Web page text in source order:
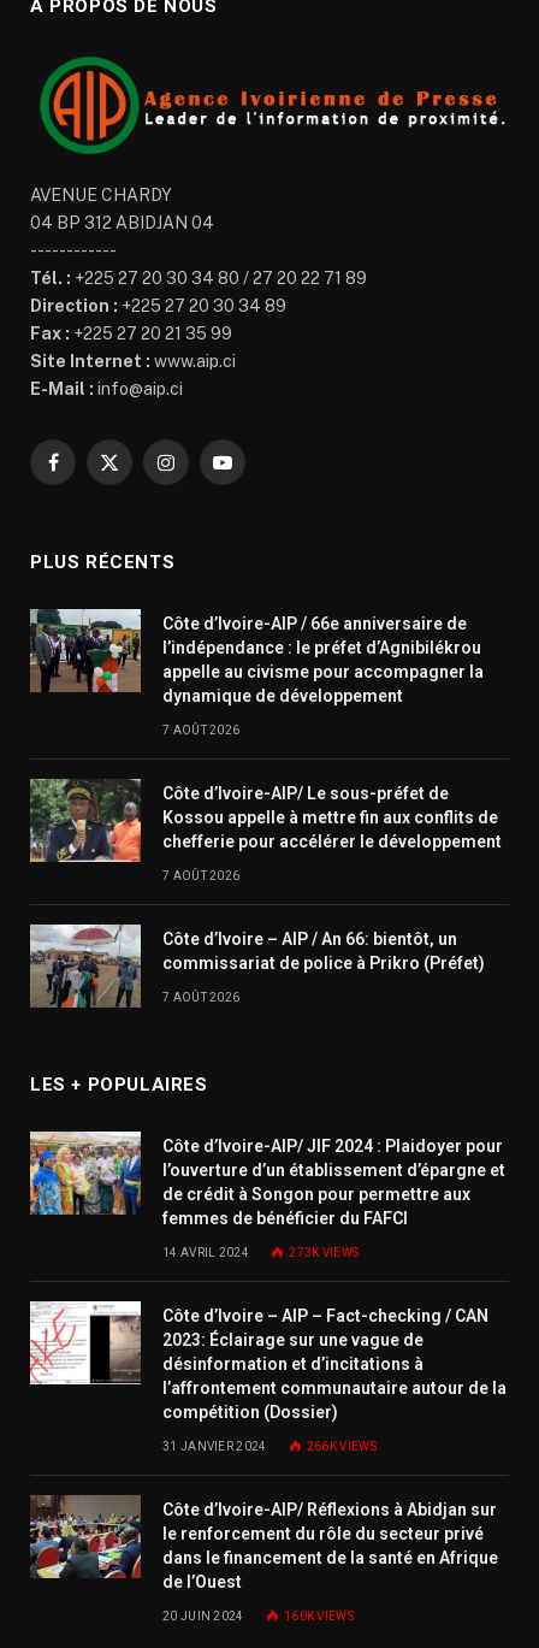
À PROPOS DE NOUS
AVENUE CHARDY
04 BP 312 ABIDJAN 04
------------
Tél. : +225 27 20 30 34 80 / 27 20 22 71 89
Direction : +225 27 20 30 34 89
Fax : +225 27 20 21 35 99
Site Internet : www.aip.ci
E-Mail : info@aip.ci
Facebook
X
InstagramYouTube
PLUS RÉCENTS
Côte d’Ivoire-AIP / 66e anniversaire de
l’indépendance : le préfet d’Agnibilékrou
appelle au civisme pour accompagner la
dynamique de développement
7 AOÛT 2026
Côte d’Ivoire-AIP/ Le sous-préfet de
Kossou appelle à mettre fin aux conflits de
chefferie pour accélérer le développement
7 AOÛT 2026
Côte d’Ivoire – AIP / An 66: bientôt, un
commissariat de police à Prikro (Préfet)
7 AOÛT 2026
LES + POPULAIRES
Côte d’Ivoire-AIP/ JIF 2024 : Plaidoyer pour
l’ouverture d’un établissement d’épargne et
de crédit à Songon pour permettre aux
femmes de bénéficier du FAFCI
14 AVRIL 2024 273K VIEWS
Côte d’Ivoire – AIP – Fact-checking / CAN
2023: Éclairage sur une vague de
désinformation et d’incitations à
l’affrontement communautaire autour de la
compétition (Dossier)
31 JANVIER 2024 266KVIEWS
Côte d’Ivoire-AIP/ Réflexions à Abidjan sur
le renforcement du rôle du secteur privé
dans le financement de la santé en Afrique
de l’Ouest
20 JUIN 2024 160KVIEWS